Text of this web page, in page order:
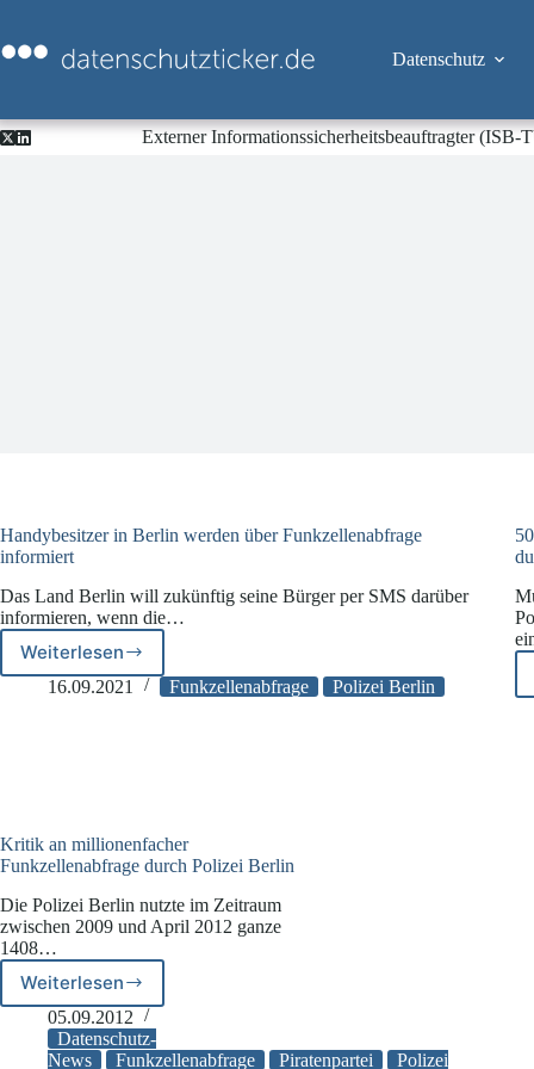
springen
Datenschutz
Externer Informationssicherheitsbeauftragter (ISB-
Handybesitzer in Berlin werden über Funkzellenabfrage
informiert
Das Land Berlin will zukünftig seine Bürger per SMS darüber
informieren, wenn die…
WeiterlesenHandybesitzer
in
16.09.2021 Funkzellenabfrage Polizei Berlin
Kritik an millionenfacher
Funkzellenabfrage durch Polizei Berlin
Die Polizei Berlin nutzte im Zeitraum
zwischen 2009 und April 2012 ganze
1408…
Weiterlesen
Kritik
an
millionenfacher
Funkzellenabfrage
05.09.2012
Datenschutz-
News
Funkzellenabfrage Piratenpartei
Polizei